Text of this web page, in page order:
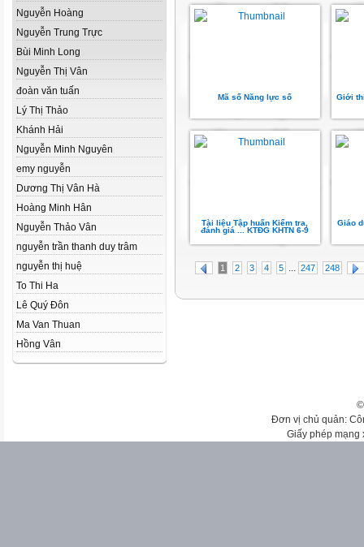
Nguyễn Hoàng
Nguyễn Trung Trực
Bùi Minh Long
Nguyễn Thị Vân
đoàn văn tuấn
Lý Thị Thảo
Khánh Hải
Nguyễn Minh Nguyên
emy nguyễn
Dương Thị Vân Hà
Hoàng Minh Hân
Nguyễn Thảo Vân
nguyễn trần thanh duy trâm
nguyễn thị huệ
To Thi Ha
Lê Quý Đôn
Ma Van Thuan
Hồng Vân
Mã số Năng lực số Giới
Tài liệu Tập huấn Kiểm tra,
đánh giá ... KTĐG KHTN 6-9
Giáo
1 2 3 4 5 ... 247 248
Đơn vị chủ quản:
Giấy phép mạng